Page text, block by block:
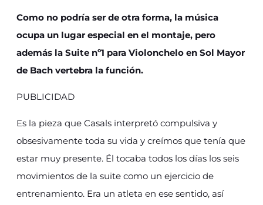
Como no podría ser de otra forma, la música
ocupa un lugar especial en el montaje, pero
además la Suite nº1 para Violonchelo en Sol Mayor
de Bach vertebra la función.
PUBLICIDAD
Es la pieza que Casals interpretó compulsiva y
obsesivamente toda su vida y creímos que tenía que
estar muy presente. Él tocaba todos los días los seis
movimientos de la suite como un ejercicio de
entrenamiento. Era un atleta en ese sentido, así